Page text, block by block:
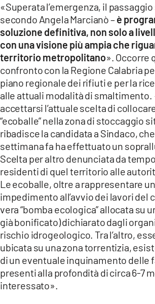
«Superata l’emergenza, il
secondo Angela Marcianò –è
soluzione definitiva, non solo a
con una visione più ampia che
territorio metropolitano». Occorre
confronto con la Regione Calabria
piano regionale dei rifiuti e per la
alle attuali modalità di smaltimento.
accettarsi l’attuale scelta di
“ecoballe” nella zona di stoccaggio
ribadisce la candidata a Sindaco,
settimana fa ha effettuato un
Scelta per altro denunciata da
residenti di quel territorio alle
Le ecoballe, oltre a rappresentare
impedimento all’avvio dei lavori del
vera “bomba ecologica” allocata su
già bonificato) dichiarato dagli
rischio idrogeologico. Tra l’altro,
ubicata su una zona torrentizia,
di un eventuale inquinamento delle
presenti alla profondità di circa 6-7
interessato».